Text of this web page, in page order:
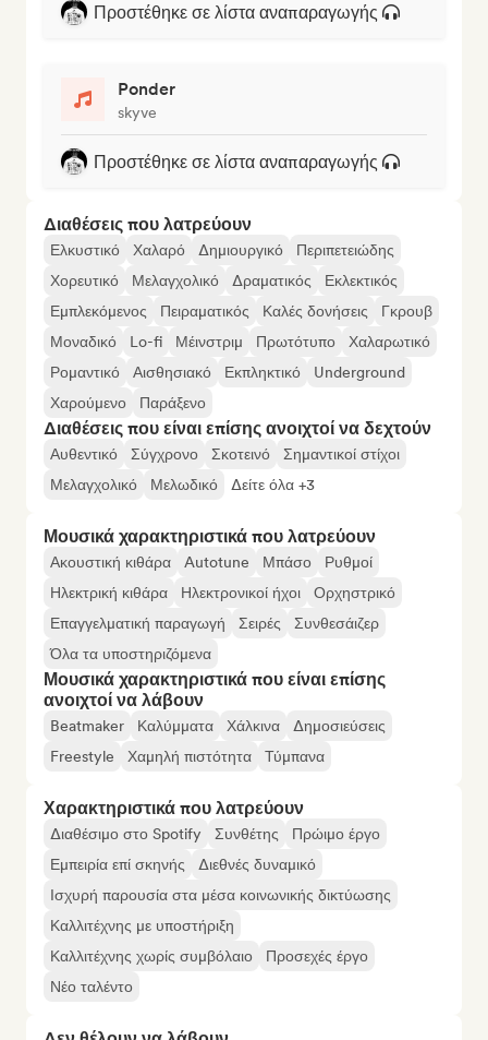
Προστέθηκε σε λίστα αναπαραγωγής
Ponder
skyve
Προστέθηκε σε λίστα αναπαραγωγής
Διαθέσεις που λατρεύουν
Ελκυστικό Χαλαρό Δημιουργικό
Περιπετειώδης
Χορευτικό
Μελαγχολικό Δραματικός
Εκλεκτικός
Εμπλεκόμενος
Πειραματικός Καλές δονήσεις
Γκρουβ
Μοναδικό
Lo-fi Μέινστριμ Πρωτότυπο
Χαλαρωτικό
Ρομαντικό
Αισθησιακό Εκπληκτικό
Underground
Χαρούμενο
Παράξενο
Διαθέσεις που είναι επίσης ανοιχτοί να δεχτούν
Αυθεντικό Σύγχρονο Σκοτεινό
Σημαντικοί στίχοι
Μελαγχολικό
Μελωδικό Δείτε όλα +3
Μουσικά χαρακτηριστικά που λατρεύουν
Ακουστική κιθάρα Autotune Μπάσο
Ρυθμοί
Ηλεκτρική κιθάρα
Ηλεκτρονικοί ήχοι
Ορχηστρικό
Επαγγελματική παραγωγή
Σειρές
Συνθεσάιζερ
Όλα τα υποστηριζόμενα
Μουσικά χαρακτηριστικά που είναι επίσης
ανοιχτοί να λάβουν
Beatmaker Καλύμματα Χάλκινα
Δημοσιεύσεις
Freestyle
Χαμηλή πιστότητα Τύμπανα
Χαρακτηριστικά που λατρεύουν
Διαθέσιμο στο Spotify Συνθέτης
Πρώιμο έργο
Εμπειρία επί σκηνής
Διεθνές δυναμικό
Ισχυρή παρουσία στα μέσα κοινωνικής δικτύωσης
Καλλιτέχνης με υποστήριξη
Καλλιτέχνης χωρίς συμβόλαιο
Προσεχές έργο
Νέο ταλέντο